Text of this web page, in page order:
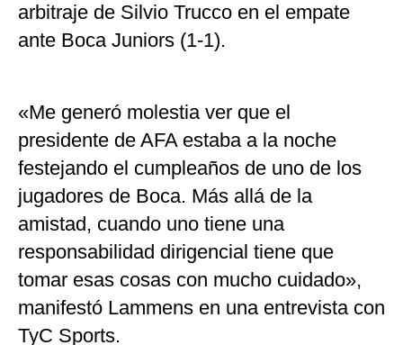
arbitraje de Silvio Trucco en el empate
ante Boca Juniors (1-1).
«Me generó molestia ver que el
presidente de AFA estaba a la noche
festejando el cumpleaños de uno de los
jugadores de Boca. Más allá de la
amistad, cuando uno tiene una
responsabilidad dirigencial tiene que
tomar esas cosas con mucho cuidado»,
manifestó Lammens en una entrevista con
TyC Sports.